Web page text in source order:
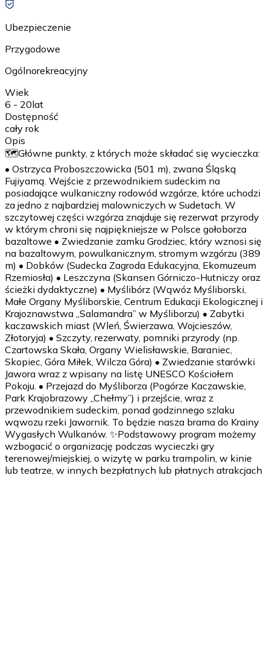
Ubezpieczenie
Przygodowe
Ogólnorekreacyjny
Wiek
6 - 20lat
Dostępność
cały rok
Opis
🗺️Główne punkty, z których może składać się wycieczka:
• Ostrzyca Proboszczowicka (501 m), zwana Śląską
Fujiyamą. Wejście z przewodnikiem sudeckim na
posiadające wulkaniczny rodowód wzgórze, które uchodzi
za jedno z najbardziej malowniczych w Sudetach. W
szczytowej części wzgórza znajduje się rezerwat przyrody
w którym chroni się najpiękniejsze w Polsce gołoborza
bazaltowe • Zwiedzanie zamku Grodziec, który wznosi się
na bazaltowym, powulkanicznym, stromym wzgórzu (389
m) • Dobków (Sudecka Zagroda Edukacyjna, Ekomuzeum
Rzemiosła) • Leszczyna (Skansen Górniczo-Hutniczy oraz
ścieżki dydaktyczne) • Myślibórz (Wąwóz Myśliborski,
Małe Organy Myśliborskie, Centrum Edukacji Ekologicznej i
Krajoznawstwa „Salamandra” w Myśliborzu) • Zabytki
kaczawskich miast (Wleń, Świerzawa, Wojcieszów,
Złotoryja) • Szczyty, rezerwaty, pomniki przyrody (np.
Czartowska Skała, Organy Wielisławskie, Baraniec,
Skopiec, Góra Miłek, Wilcza Góra) • Zwiedzanie starówki
Jawora wraz z wpisany na listę UNESCO Kościołem
Pokoju. • Przejazd do Myśliborza (Pogórze Kaczawskie,
Park Krajobrazowy „Chełmy”) i przejście, wraz z
przewodnikiem sudeckim, ponad godzinnego szlaku
wąwozu rzeki Jawornik. To będzie nasza brama do Krainy
Wygasłych Wulkanów. ✨Podstawowy program możemy
wzbogacić o organizację podczas wycieczki gry
terenowej/miejskiej, o wizytę w parku trampolin, w kinie
lub teatrze, w innych bezpłatnych lub płatnych atrakcjach